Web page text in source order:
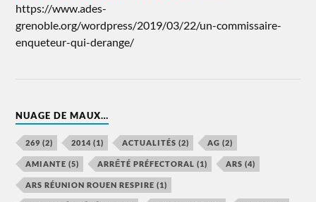
https://www.ades-
grenoble.org/wordpress/2019/03/22/un-commissaire-
enqueteur-qui-derange/
NUAGE DE MAUX…
269 (2) 2014 (1) ACTUALITÉS (2) AG (2)
AMIANTE (5) ARRẾTÉ PRÉFECTORAL (1) ARS (4)
ARS RÉUNION ROUEN RESPIRE (1)